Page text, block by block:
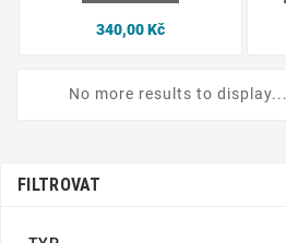
340,00 Kč
No more results to display...
FILTROVAT